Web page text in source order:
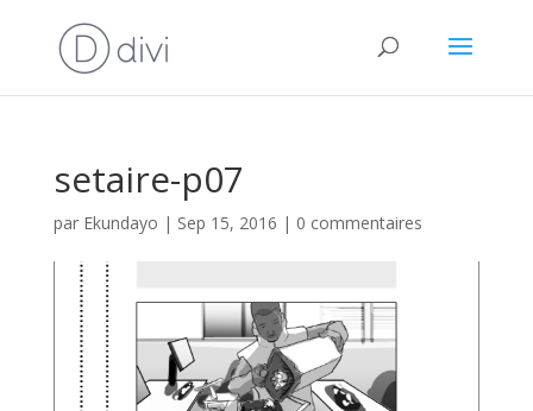
setaire-p07
par Ekundayo | Sep 15, 2016 | 0 commentaires